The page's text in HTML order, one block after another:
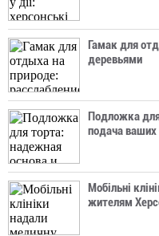
Гамак для
деревьями
Подложка для
подача ваших
Мобільні
жителям